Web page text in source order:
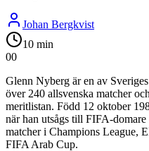
Johan Bergkvist
10 min
00
Glenn Nyberg är en av
över 240 allsvenska matcher
meritlistan. Född 12 oktober
när han utsågs till FIFA-
matcher i Champions League,
FIFA Arab Cup.